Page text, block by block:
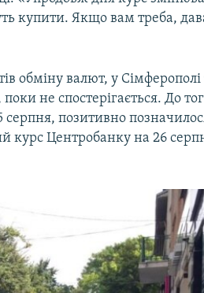
купити. Якщо вам треба,
обміну валют, у Сімферополі
не спостерігається. До
серпня, позитивно
курс Центробанку на 26